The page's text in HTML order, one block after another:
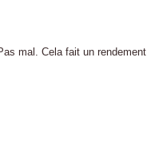
mal. Cela fait un rendement